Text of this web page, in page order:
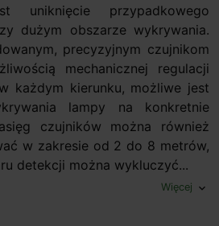
uniknięcie przypadkowego
dużym obszarze wykrywania.
precyzyjnym czujnikom
mechanicznej regulacji
każdym kierunku, możliwe jest
lampy na konkretnie
czujników można również
w zakresie od 2 do 8 metrów,
detekcji można wykluczyć...
Więcej expand_more